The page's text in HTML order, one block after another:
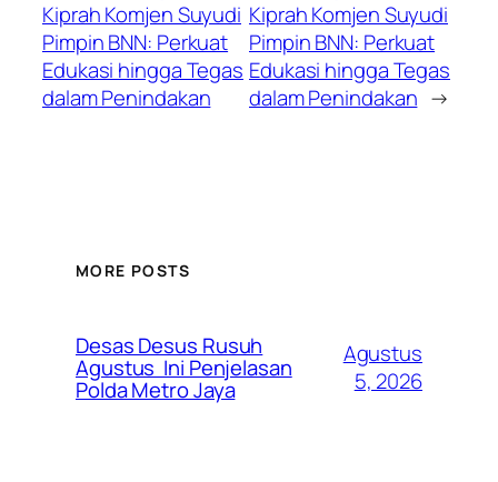
Kiprah Komjen Suyudi
Pimpin BNN: Perkuat
Edukasi hingga Tegas
dalam Penindakan
Kiprah Komjen Suyudi
Pimpin BNN: Perkuat
Edukasi hingga Tegas
dalam Penindakan →
MORE POSTS
Desas Desus Rusuh
Agustus Ini Penjelasan
Polda Metro Jaya
Agustus
5, 2026